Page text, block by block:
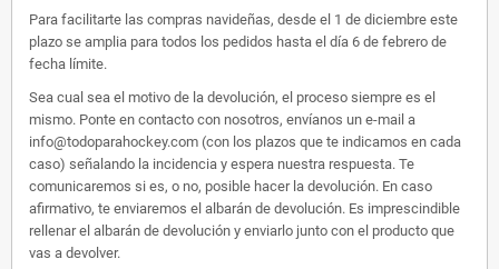
Para facilitarte las compras navideñas, desde el 1 de diciembre este
plazo se amplia para todos los pedidos hasta el día 6 de febrero de
fecha límite.
Sea cual sea el motivo de la devolución, el proceso siempre es el
mismo. Ponte en contacto con nosotros, envíanos un e-mail a
info@todoparahockey.com (con los plazos que te indicamos en cada
caso) señalando la incidencia y espera nuestra respuesta. Te
comunicaremos si es, o no, posible hacer la devolución. En caso
afirmativo, te enviaremos el albarán de devolución. Es imprescindible
rellenar el albarán de devolución y enviarlo junto con el producto que
vas a devolver.